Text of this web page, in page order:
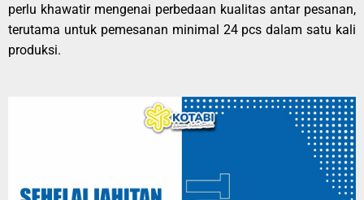
perlu khawatir mengenai perbedaan kualitas antar pesanan,
terutama untuk pemesanan minimal 24 pcs dalam satu kali
produksi.